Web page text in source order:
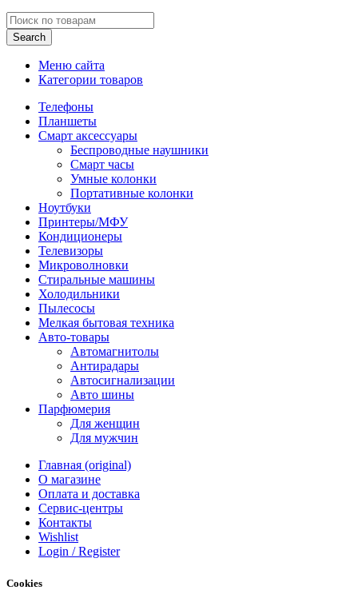
Search
Меню сайта
Категории товаров
Телефоны
Планшеты
Смарт аксессуары
Беспроводные наушники
Смарт часы
Умные колонки
Портативные колонки
Ноутбуки
Принтеры/МФУ
Кондиционеры
Телевизоры
Микроволновки
Стиральные машины
Холодильники
Пылесосы
Мелкая бытовая техника
Авто-товары
Автомагнитолы
Антирадары
Автосигнализации
Авто шины
Парфюмерия
Для женщин
Для мужчин
Главная (original)
О магазине
Оплата и доставка
Сервис-центры
Контакты
Wishlist
Login / Register
Cookies